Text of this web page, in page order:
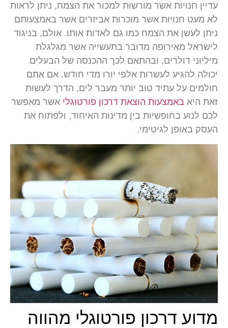
עדיין חנויות אשר מורשות למכור את הצמח, ניתן לראות
לא מעט חנויות אשר מוכרות אביזרים אשר באמצעותם
ניתן לעשן את הצמח כמו גם לאדות אותו. אולם, בניגוד
לישראל מאירופה מדובר בתעשייה אשר מגלגלת
מיליוני דולרים, ובהתאם לכך ההכנסה של הבעלים
יכולה להגיע לעשרות אלפי יורו מדי חודש. אם אתם
חולמים על עתיד טוב יותר מעבר לים, הדרך לעשות
זאת היא באמצעות הוצאת דרכון פורטוגלי אשר מאפשר
לכם לנוע בחופשיות בין מדינות האיחוד, ולפתוח את
העסק באופן לגיטימי.
מדוע דרכון פורטוגלי מהווה